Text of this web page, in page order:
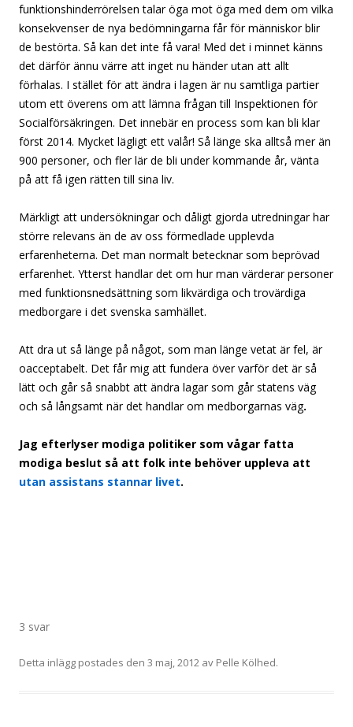
funktionshinderrörelsen talar öga mot öga med dem om vilka
konsekvenser de nya bedömningarna får för människor blir
de bestörta. Så kan det inte få vara! Med det i minnet känns
det därför ännu värre att inget nu händer utan att allt
förhalas. I stället för att ändra i lagen är nu samtliga partier
utom ett överens om att lämna frågan till Inspektionen för
Socialförsäkringen. Det innebär en process som kan bli klar
först 2014. Mycket lägligt ett valår! Så länge ska alltså mer än
900 personer, och fler lär de bli under kommande år, vänta
på att få igen rätten till sina liv.
Märkligt att undersökningar och dåligt gjorda utredningar har
större relevans än de av oss förmedlade upplevda
erfarenheterna. Det man normalt betecknar som beprövad
erfarenhet. Ytterst handlar det om hur man värderar personer
med funktionsnedsättning som likvärdiga och trovärdiga
medborgare i det svenska samhället.
Att dra ut så länge på något, som man länge vetat är fel, är
oacceptabelt. Det får mig att fundera över varför det är så
lätt och går så snabbt att ändra lagar som går statens väg
och så långsamt när det handlar om medborgarnas väg.
Jag efterlyser modiga politiker som vågar fatta
modiga beslut så att folk inte behöver uppleva att
utan assistans stannar livet.
3 svar
Detta inlägg postades den 3 maj, 2012 av Pelle Kölhed.